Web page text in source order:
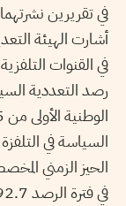
في تقريرين
أشارت الهيئة
في القنوات
رصد التعددية
الحيز الزمني
في فترة الرصد 92.7% في التلفزة الوطنية.